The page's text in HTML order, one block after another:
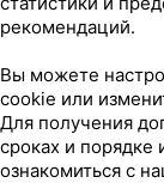
рекомендаций.
Вы можете
cookie или
Для получения
сроках и
ознакомиться с